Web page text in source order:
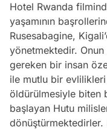
Hotel Rwanda
yaşamının
Rusesabagine,
yönetmektedir.
gereken bir insan
ile mutlu bir evlilikleri
öldürülmesiyle biten
başlayan Hutu
dönüştürmektedirler.